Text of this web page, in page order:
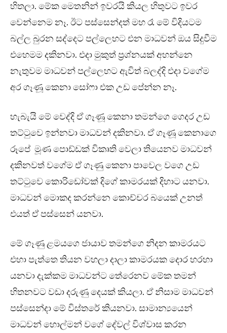
හිතලා. මේක මෙතනින් ඉවරයි කියල හිතුවට ඉවර
වෙන්නෙම නෑ. ඊට පස්සෙන්දත් මහ රෑ මේ විදියටම
බල්ල බුරන සද්දෙට පල්ලෙහට එන මාධවන් ඔය සිදුවීම
එහෙමම දකිනවා. එදා මුකුත් ප්‍රශ්නයක් අහන්නෙ
නැතුවම මාධවන් පල්ලෙහට ඇවිත් බලද්දි එදා වගේම
අර ගෑණූ කෙනා සෝෆා එක උඩ පේන්න නෑ.
හැබැයි මේ වෙද්දි ඒ ගෑණූ කෙනා තමන්ගෙ ගෙදර උඩ
තට්ටුවෙ ඉන්නවා මාධවන් දකිනවා. ඒ ගෑණූ කෙනාගෙ
රූපේ මූණ පොඩ්ඩක් විකෘති වෙලා තියෙනව මාධවන්
දකිනවත් වගේම ඒ ගෑණු කෙනා පාවෙල වගෙ උඩ
තට්ටුවෙ කොරිඩෝවක් දිගේ කාමරයක් දිහාට යනවා.
මාධවන් මොකද කරන්නෙ කොච්චර බයෙක් උනත්
එයත් ඒ පස්සෙන් යනවා.
මේ ගෑණු ළමයගෙ ජායාව තමන්ගෙ නිදන කාමරයට
එහා පැත්තෙ තියන වහලා දාලා කාමරයක දොර හරහා
යනවා දැක්කම මාධවන්ට තේරෙනව මේක තමන්
හිතනවට වඩා දරුණු දෙයක් කියලා. ඒ නිසාම මාධවන්
පස්සෙන්දා මේ විස්තරේ කියනවා. සාමාන්‍යයෙන්
මාධවන් හොල්මන් වගේ දේවල් විශ්වාස කරන